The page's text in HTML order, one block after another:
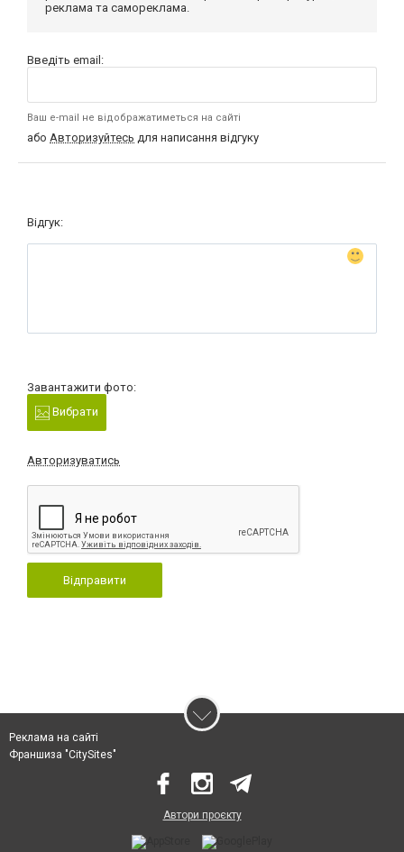
реклама та самореклама.
Введіть email:
Ваш e-mail не відображатиметься на сайті
або Авторизуйтесь для написання відгуку
Відгук:
Завантажити фото:
Вибрати
Авторизуватись
Відправити
Реклама на сайті
Франшиза "CitySites"
Автори проєкту